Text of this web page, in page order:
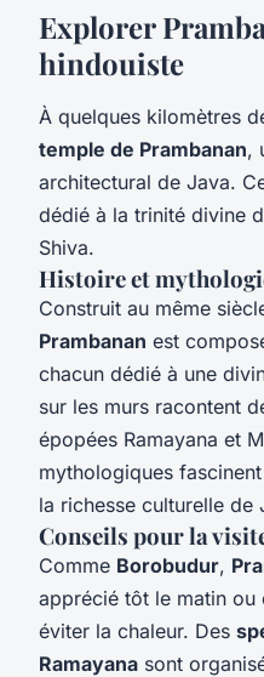
Explorer
hindouiste
À quelques kilomètres
temple de Prambanan,
architectural de Java.
dédié à la trinité divine
Shiva.
Histoire et
Construit au même
Prambanan est
chacun dédié à une
sur les murs racontent
épopées Ramayana et
mythologiques
la richesse culturelle de
Conseils pour la
Comme Borobudur,
apprécié tôt le matin
éviter la chaleur. Des
Ramayana sont